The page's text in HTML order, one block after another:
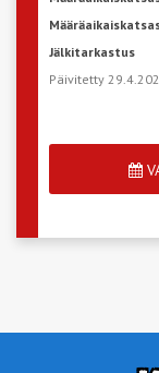
Jälkitarkastus
Päivitetty